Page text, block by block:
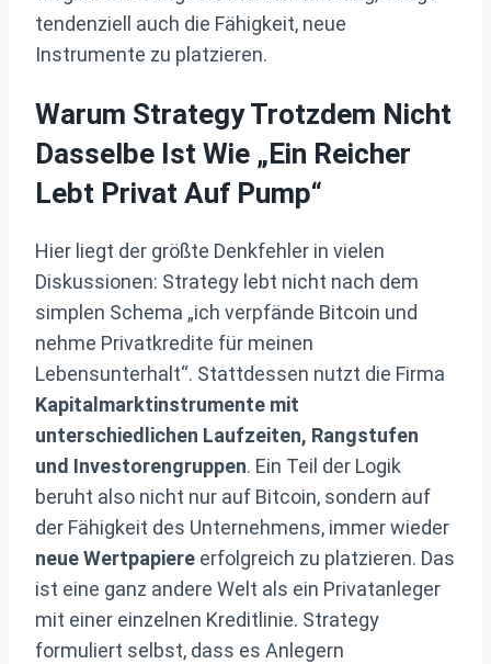
tendenziell auch die Fähigkeit, neue
Instrumente zu platzieren.
Warum Strategy Trotzdem Nicht
Dasselbe Ist Wie „ein Reicher
Lebt Privat Auf Pump“
Hier liegt der größte Denkfehler in vielen
Diskussionen: Strategy lebt nicht nach dem
simplen Schema „ich verpfände Bitcoin und
nehme Privatkredite für meinen
Lebensunterhalt“. Stattdessen nutzt die Firma
Kapitalmarktinstrumente mit
unterschiedlichen Laufzeiten, Rangstufen
und Investorengruppen. Ein Teil der Logik
beruht also nicht nur auf Bitcoin, sondern auf
der Fähigkeit des Unternehmens, immer wieder
neue Wertpapiere erfolgreich zu platzieren. Das
ist eine ganz andere Welt als ein Privatanleger
mit einer einzelnen Kreditlinie. Strategy
formuliert selbst, dass es Anlegern